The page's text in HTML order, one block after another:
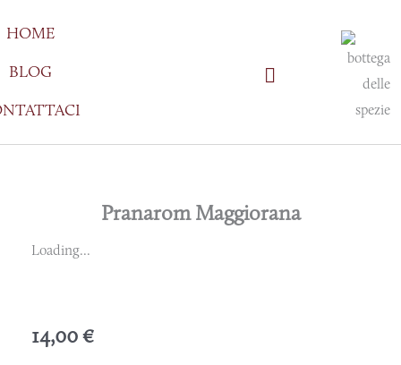
al
contenuto
HOME
BLOG
Pranarom Maggiorana
Loading...
14,00€